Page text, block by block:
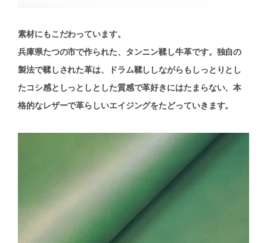
素材にもこだわっています。
兵庫県たつの市で作られた、タンニン鞣し牛革です。独自の
製法で鞣しされた革は、ドラム鞣ししながらもしっとりとし
たコシ感としっとしとした質感で革好きにはたまらない、本
格的なレザーで革らしいエイジングをたどっていきます。